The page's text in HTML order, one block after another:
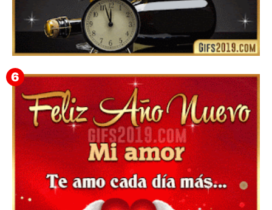
Feliz Año Nuevo Alma